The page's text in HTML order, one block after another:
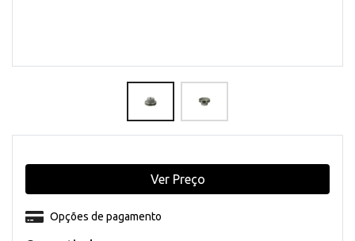
Opções de pagamento
Ver Preço